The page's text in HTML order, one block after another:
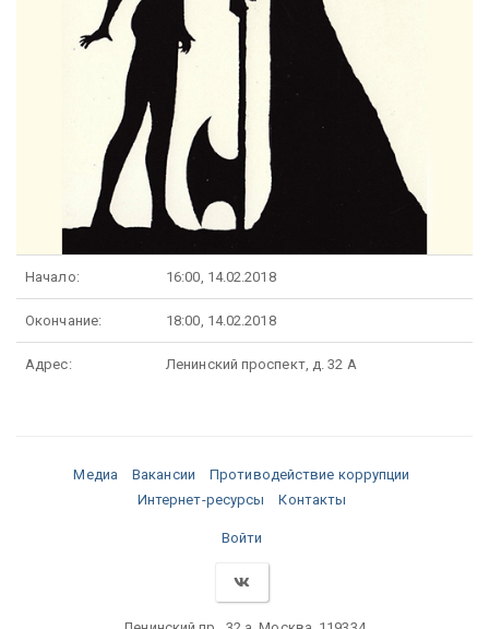
Начало: 16:00, 14.02.2018
Окончание: 18:00, 14.02.2018
Адрес: Ленинский проспект, д. 32 А
Медиа Вакансии
Противодействие коррупции
Интернет-ресурсы
Контакты
Войти